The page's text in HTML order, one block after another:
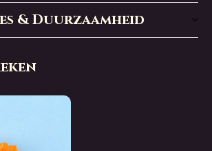
& Duurzaamheid